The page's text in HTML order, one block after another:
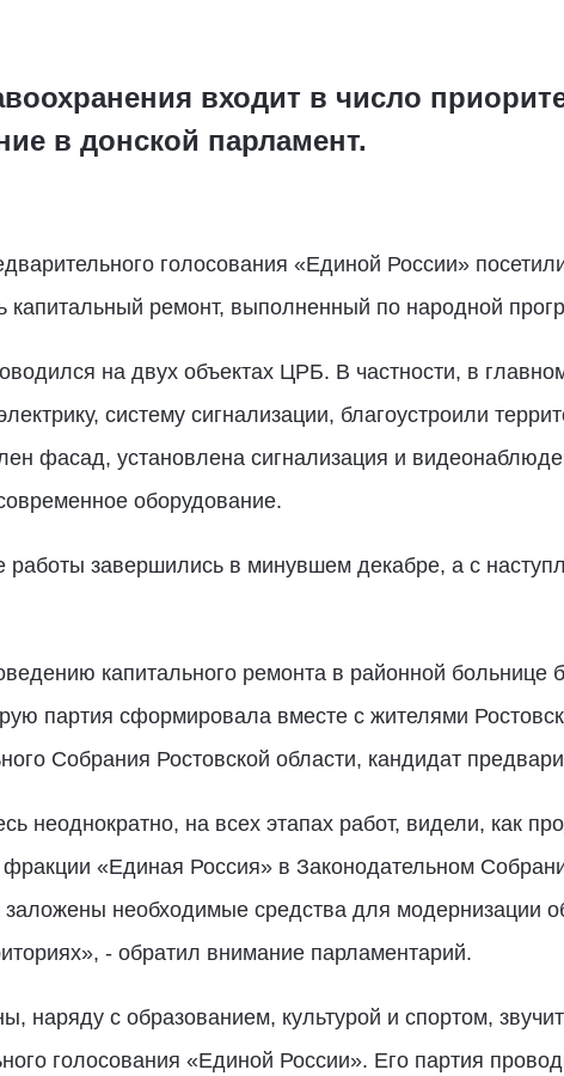
входит в число
в донской парламент.
голосования «Единой России»
капитальный ремонт, выполненный по народной
на двух объектах ЦРБ. В частности, в
систему сигнализации, благоустроили
фасад, установлена сигнализация и
оборудование.
работы завершились в минувшем декабре, а с
капитального ремонта в районной
партия сформировала вместе с жителями
Собрания Ростовской области, кандидат
неоднократно, на всех этапах работ, видели, как
«Единая Россия» в Законодательном
необходимые средства для модернизации
- обратил внимание парламентарий.
наряду с образованием, культурой и спортом,
голосования «Единой России». Его партия